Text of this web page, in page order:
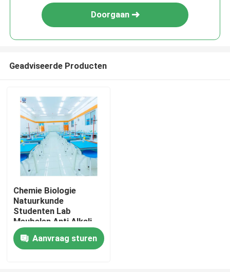
Thuis
Producten
Doorgaan
Geadviseerde Producten
Chemie Biologie
Natuurkunde
Studenten Lab
Meubelen Anti Alkali
Ergonomisch
KlaslokaalAanvraag sturen